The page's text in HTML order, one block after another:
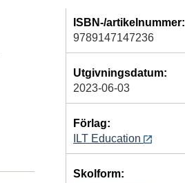
ISBN-/artikelnummer:
9789147147236
Utgivningsdatum:
2023-06-03
Förlag:
ILT Education
Skolform: